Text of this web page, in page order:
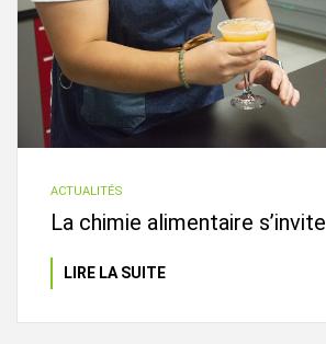
ACTUALITÉS
La chimie alimentaire s’invite
LIRE LA SUITE